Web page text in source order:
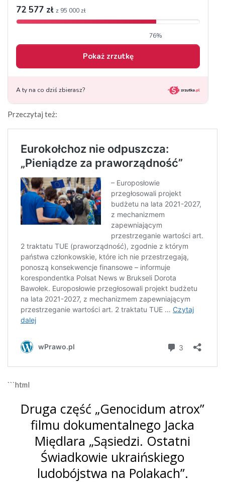
Przeczytaj też:
```html
Druga część „Genocidum atrox”
filmu dokumentalnego Jacka
Międlara „Sąsiedzi. Ostatni
Świadkowie ukraińskiego
ludobójstwa na Polakach”.